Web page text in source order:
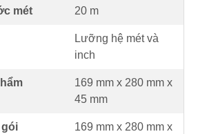
mét 20 m
Lưỡng hệ mét và
inch
169 mm x 280 mm x
45 mm
169 mm x 280 mm x